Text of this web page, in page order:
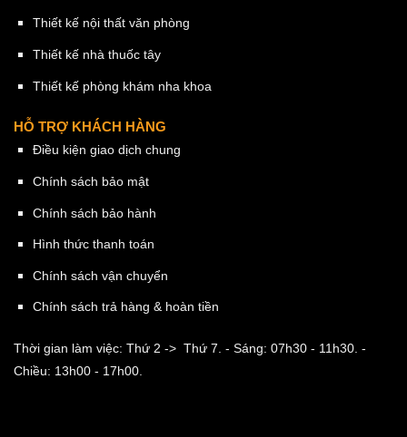
Thiết kế nội thất văn phòng
Thiết kế nhà thuốc tây
Thiết kế phòng khám nha khoa
HỖ TRỢ KHÁCH HÀNG
Điều kiện giao dịch chung
Chính sách bảo mật
Chính sách bảo hành
Hình thức thanh toán
Chính sách vận chuyển
Chính sách trả hàng & hoàn tiền
Thời gian làm việc: Thứ 2 -> Thứ 7. - Sáng: 07h30 - 11h30. -
Chiều: 13h00 - 17h00.